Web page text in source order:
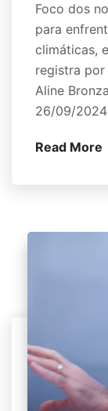
Foco dos
para
climáticas,
registra
Aline
26/09/
Read More